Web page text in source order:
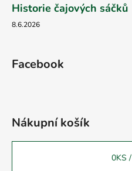
Historie čajových sáčků
8.6.2026
Facebook
Nákupní košík
0KS /